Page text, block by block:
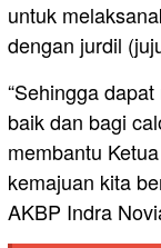
untuk
dengan jurdil
“Sehingga
baik dan bagi
membantu
kemajuan kita
AKBP Indra